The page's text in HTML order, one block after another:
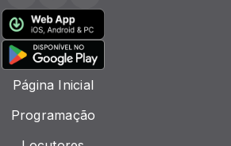
Página Inicial
Programação